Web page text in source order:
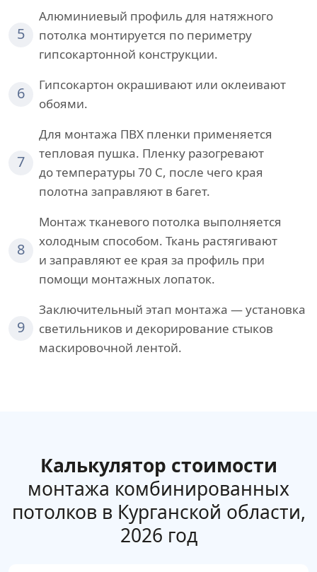
5
Алюминиевый профиль для натяжного
потолка монтируется по периметру
гипсокартонной конструкции.
6
Гипсокартон окрашивают или оклеивают
обоями.
7
Для монтажа ПВХ пленки применяется
тепловая пушка. Пленку разогревают
до температуры 70 С, после чего края
полотна заправляют в багет.
8
Монтаж тканевого потолка выполняется
холодным способом. Ткань растягивают
и заправляют ее края за профиль при
помощи монтажных лопаток.
9
Заключительный этап монтажа — установка
светильников и декорирование стыков
маскировочной лентой.
Калькулятор стоимости
монтажа комбинированных
потолков в Курганской области,
2026 год